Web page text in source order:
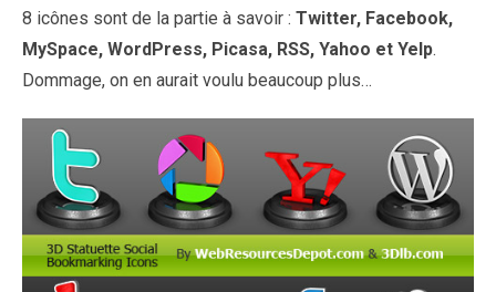
8 icônes sont de la partie à savoir : Twitter, Facebook,
MySpace, WordPress, Picasa, RSS, Yahoo et Yelp.
Dommage, on en aurait voulu beaucoup plus…